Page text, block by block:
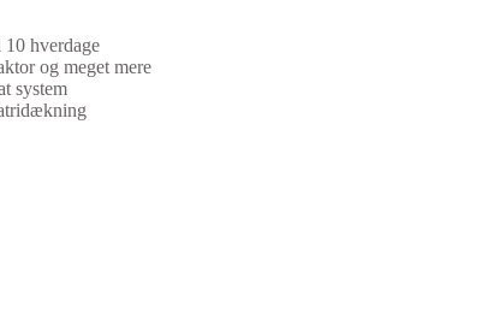
hverdage
og meget mere
system